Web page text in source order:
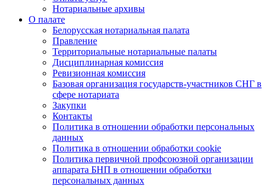
Нотариальные архивы
О палате
Белорусская нотариальная палата
Правление
Территориальные нотариальные палаты
Дисциплинарная комиссия
Ревизионная комиссия
Базовая организация государств-участников СНГ в
сфере нотариата
Закупки
Контакты
Политика в отношении обработки персональных
данных
Политика в отношении обработки cookie
Политика первичной профсоюзной организации
аппарата БНП в отношении обработки
персональных данных